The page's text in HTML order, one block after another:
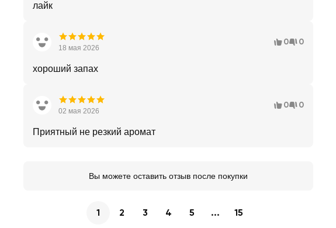
лайк
18 мая 2026
0 0
хороший запах
02 мая 2026
0 0
Приятный не резкий аромат
Вы можете оставить отзыв после покупки
1 2 3 4 5 ... 15